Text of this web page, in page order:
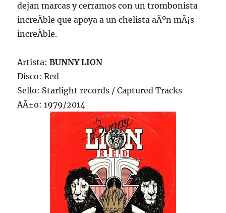
dejan marcas y cerramos con un trombonista
increÃ­ble que apoya a un chelista aÃºn mÃ¡s
increÃ­ble.
Artista:BUNNY LION
Disco: Red
Sello: Starlight records / Captured Tracks
AÃ±o: 1979/2014